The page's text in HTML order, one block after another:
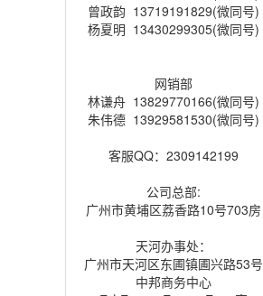
曾政韵 13719191829(微同号)
杨夏明 13430299305(微同号)
网销部
林谦舟 13829770166(微同号)
朱伟德 13929581530(微同号)
客服QQ：2309142199
公司总部:
广州市黄埔区荔香路10号703房
天河办事处：
广州市天河区东圃镇圃兴路53号
中邦商务中心